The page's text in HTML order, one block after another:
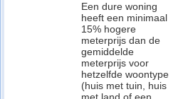
Een dure woning
heeft een minimaal
15% hogere
meterprijs dan de
gemiddelde
meterprijs voor
hetzelfde woontype
(huis met tuin, huis